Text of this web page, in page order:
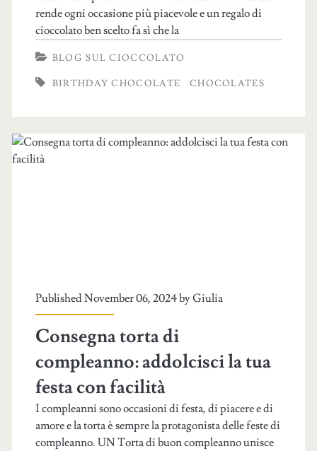
rende ogni occasione più piacevole e un regalo di
cioccolato ben scelto fa sì che la
BLOG SUL CIOCCOLATO
BIRTHDAY CHOCOLATE CHOCOLATES
Published November 06, 2024 byGiulia
Consegna torta di
compleanno: addolcisci la tua
festa con facilità
I compleanni sono occasioni di festa, di piacere e di
amore e la torta è sempre la protagonista delle feste di
compleanno. UN Torta di buon compleanno unisce